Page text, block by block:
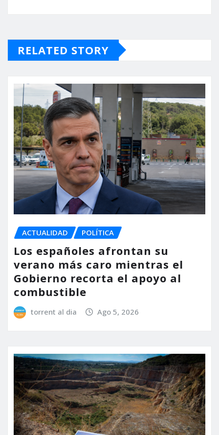
RELATED STORY
ACTUALIDAD POLÍTICA
Los españoles afrontan su
verano más caro mientras el
Gobierno recorta el apoyo al
combustible
torrent al dia Ago 5, 2026